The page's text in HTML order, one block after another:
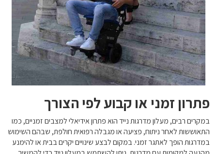
פתרון זמני או קבוע לפי הצורך
במקרים רבים, מעלון מדרגות נייד הוא פתרון אידיאלי למצבים זמניים, כמו
התאוששות לאחר ניתוח, פציעה או מגבלה רפואית חולפת, שבהם השימוש
במדרגות הופך לאתגר זמני. במקום לבצע שינויים יקרים בבית או להימנע